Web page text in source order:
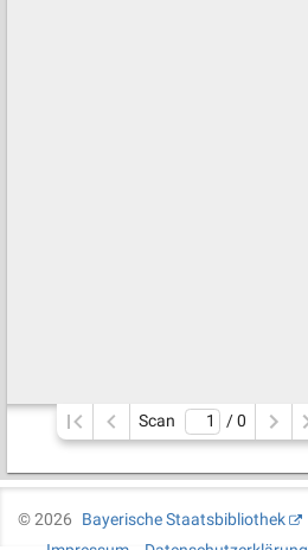
Scan / 0
©2026
Bayerische Staatsbibliothek